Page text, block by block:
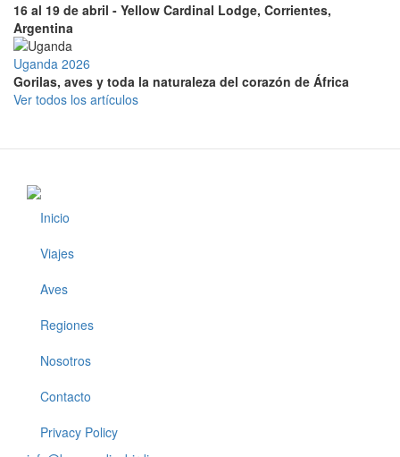
16 al 19 de abril - Yellow Cardinal Lodge, Corrientes,
Argentina
Uganda 2026
Gorilas, aves y toda la naturaleza del corazón de África
Ver todos los artículos
Footer
Inicio
Viajes
Aves
Regiones
Nosotros
Contacto
Privacy Policy